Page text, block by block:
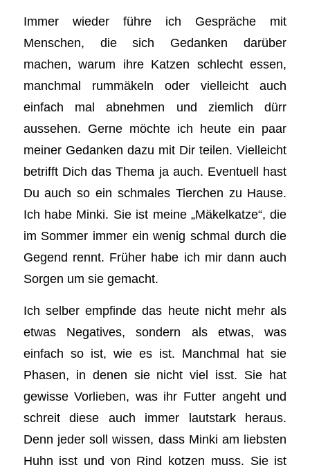
Immer wieder führe ich Gespräche mit
Menschen, die sich Gedanken darüber
machen, warum ihre Katzen schlecht essen,
manchmal rummäkeln oder vielleicht auch
einfach mal abnehmen und ziemlich dürr
aussehen. Gerne möchte ich heute ein paar
meiner Gedanken dazu mit Dir teilen. Vielleicht
betrifft Dich das Thema ja auch. Eventuell hast
Du auch so ein schmales Tierchen zu Hause.
Ich habe Minki. Sie ist meine „Mäkelkatze“, die
im Sommer immer ein wenig schmal durch die
Gegend rennt. Früher habe ich mir dann auch
Sorgen um sie gemacht.
Ich selber empfinde das heute nicht mehr als
etwas Negatives, sondern als etwas, was
einfach so ist, wie es ist. Manchmal hat sie
Phasen, in denen sie nicht viel isst. Sie hat
gewisse Vorlieben, was ihr Futter angeht und
schreit diese auch immer lautstark heraus.
Denn jeder soll wissen, dass Minki am liebsten
Huhn isst und von Rind kotzen muss. Sie ist